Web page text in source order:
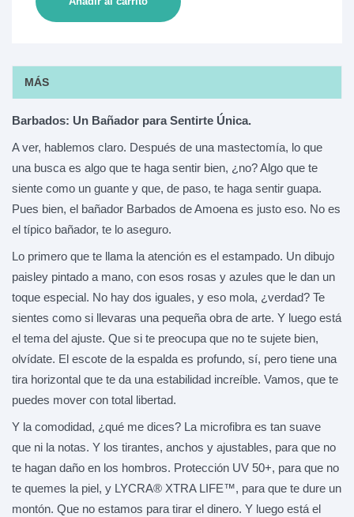
MÁS
Barbados: Un Bañador para Sentirte Única.
A ver, hablemos claro. Después de una mastectomía, lo que
una busca es algo que te haga sentir bien, ¿no? Algo que te
siente como un guante y que, de paso, te haga sentir guapa.
Pues bien, el bañador Barbados de Amoena es justo eso. No es
el típico bañador, te lo aseguro.
Lo primero que te llama la atención es el estampado. Un dibujo
paisley pintado a mano, con esos rosas y azules que le dan un
toque especial. No hay dos iguales, y eso mola, ¿verdad? Te
sientes como si llevaras una pequeña obra de arte. Y luego está
el tema del ajuste. Que si te preocupa que no te sujete bien,
olvídate. El escote de la espalda es profundo, sí, pero tiene una
tira horizontal que te da una estabilidad increíble. Vamos, que te
puedes mover con total libertad.
Y la comodidad, ¿qué me dices? La microfibra es tan suave
que ni la notas. Y los tirantes, anchos y ajustables, para que no
te hagan daño en los hombros. Protección UV 50+, para que no
te quemes la piel, y LYCRA® XTRA LIFE™, para que te dure un
montón. Que no estamos para tirar el dinero. Y luego está el